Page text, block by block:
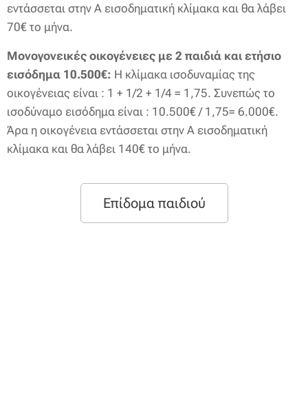
εντάσσεται στην Α εισοδηματική κλίμακα και θα λάβει
70€ το μήνα.
Μονογονεικές οικογένειες με 2 παιδιά και ετήσιο
εισόδημα 10.500€: Η κλίμακα ισοδυναμίας της
οικογένειας είναι : 1 + 1/2 + 1/4 = 1,75. Συνεπώς το
ισοδύναμο εισόδημα είναι : 10.500€ / 1,75= 6.000€.
Άρα η οικογένεια εντάσσεται στην Α εισοδηματική
κλίμακα και θα λάβει 140€ το μήνα.
Επίδομα παιδιού